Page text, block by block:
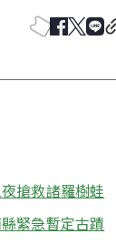
搶救諸羅樹蛙
緊急暫定古蹟